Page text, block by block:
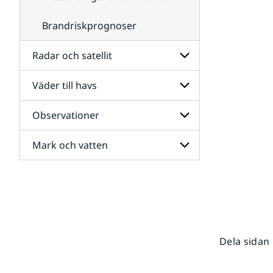
Brandriskprognoser
Radar och satellit
Undersidor
för
Radar
och
satellit
Väder till havs
Undersidor
för
Väder
till
havs
Observationer
Undersidor
för
Mark och vatten
Dela sidan